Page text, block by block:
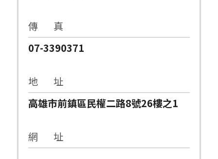
傳 真
07-3390371
地 址
高雄市前鎮區民權二路8號26樓之1
網 址